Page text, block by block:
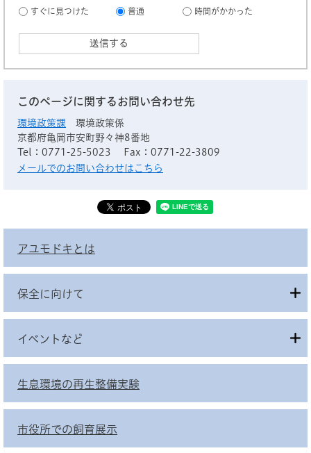
すぐに見つけた
普通 時間がかかった
このページに関するお問い合わせ先
環境政策課
環境政策係
京都府亀岡市安町野々神8番地
Tel：0771-25-5023
Fax：0771-22-3809
メールでのお問い合わせはこちら
アユモドキとは
保全に向けて
イベントなど
生息環境の再生整備実験
市役所での飼育展示